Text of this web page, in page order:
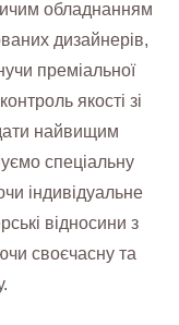
обладнанням
дизайнерів,
преміальної
якості зі
найвищим
спеціальну
індивідуальне
відносини з
своєчасну та